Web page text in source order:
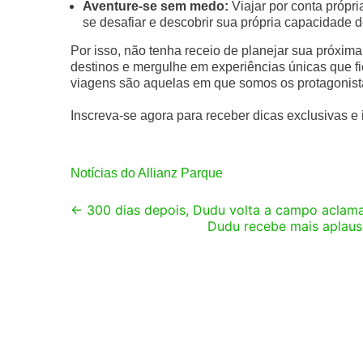
Aventure-se sem medo: Viajar por conta
se desafiar e descobrir sua própria capacidade
Por isso, não tenha receio de planejar sua
destinos e mergulhe em experiências únicas que
viagens são aquelas em que somos os
Inscreva-se agora para receber dicas exclusivas
Notícias do Allianz Parque
Post
← 300 dias depois, Dudu volta a campo
Dudu recebe mais